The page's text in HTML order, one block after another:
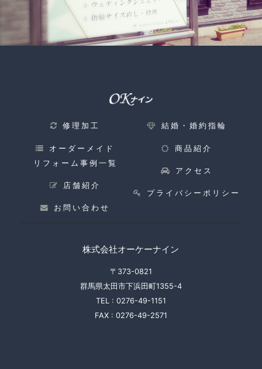
修理加工
オーダーメイド
リフォーム事例一覧
店舗紹介
お問い合わせ
結婚・婚約指輪
商品紹介
アクセス
プライバシーポリシー
株式会社オーケーナイン
〒373-0821
群馬県太田市下浜田町1355-4
TEL : 0276-49-1151
FAX : 0276-49-2571